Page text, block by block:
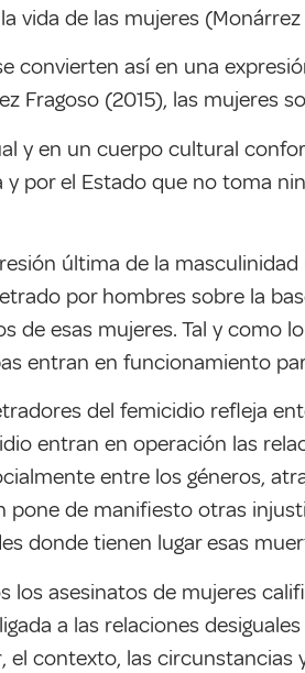
vida de las mujeres (Monárrez
convierten así en una
Fragoso (2015), las mujeres
y en un cuerpo cultural
y por el Estado que no toma
última de la
por hombres sobre la
de esas mujeres. Tal y como
entran en funcionamiento
del femicidio refleja
entran en operación las
entre los géneros,
de manifiesto otras
donde tienen lugar esas
los asesinatos de mujeres
a las relaciones
el contexto, las